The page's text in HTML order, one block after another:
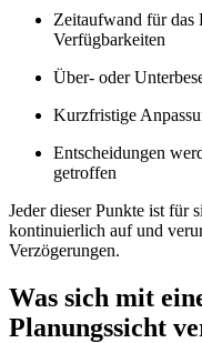
Zeitaufwand für das
Verfügbarkeiten
Über- oder
Kurzfristige
Entscheidungen
getroffen
Jeder dieser Punkte ist für
kontinuierlich auf und
Verzögerungen.
Was sich mit
Planungssicht